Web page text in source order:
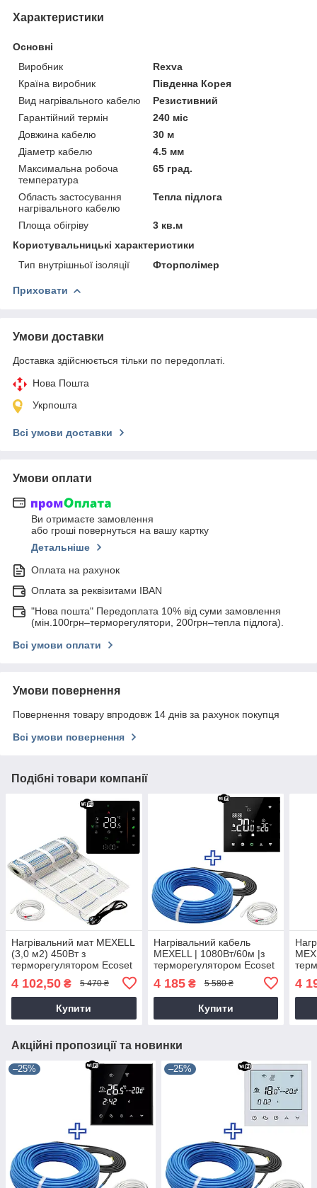
Характеристики
Основні
Виробник
Rexva
Країна виробник
Південна Корея
Вид нагрівального кабелю
Резистивний
Гарантійний термін
240 міс
Довжина кабелю
30 м
Діаметр кабелю
4.5 мм
Максимальна робоча
температура
65 град.
Область застосування
нагрівального кабелю
Тепла підлога
Площа обігріву
3 кв.м
Користувальницькі характеристики
Тип внутрішньої ізоляції
Фторполімер
Приховати
Умови доставки
Доставка здійснюється тільки по передоплаті.
Нова Пошта
Укрпошта
Всі умови доставки
Умови оплати
Ви отримаєте замовлення
або гроші повернуться на вашу картку
Детальніше
Оплата на рахунок
Оплата за реквізитами IBAN
"Нова пошта" Передоплата 10% від суми замовлення
(мін.100грн–терморегулятори, 200грн–тепла підлога).
Всі умови оплати
Умови повернення
Повернення товару впродовж 14 днів за рахунок покупця
Всі умови повернення
Подібні товари компанії
Нагрівальний мат MEXELL
(3,0 м2) 450Вт з
терморегулятором Ecoset
4 102,50 ₴ 5 470 ₴
Купити
Нагрівальний кабель
MEXELL | 1080Вт/60м |з
терморегулятором Ecoset
4 185₴ 5 580 ₴
Купити
4
Акційні пропозиції та новинки
–25% –25%